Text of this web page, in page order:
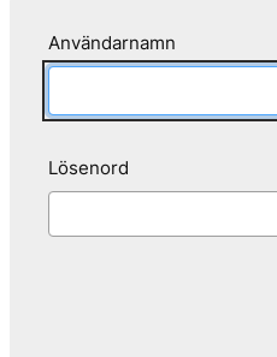
Användarnamn
Lösenord